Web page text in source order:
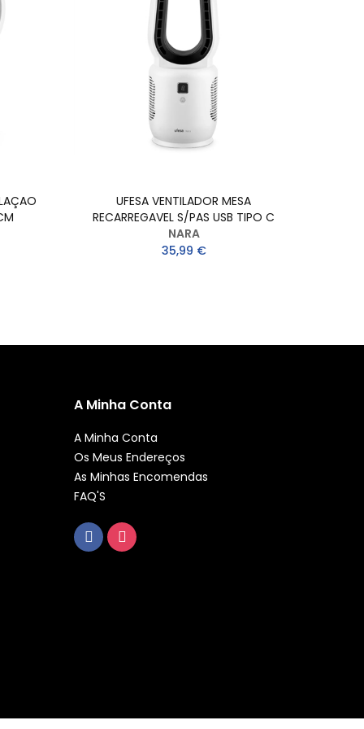
UFESA VENTILADOR MESA
RECARREGAVEL S/PAS USB TIPO C
NARA
35,99 €
A Minha Conta
A Minha Conta
Os Meus Endereços
As Minhas Encomendas
FAQ'S